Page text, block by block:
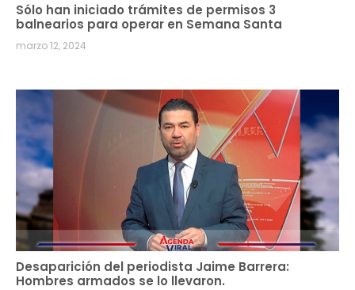
Sólo han iniciado trámites de permisos 3
balnearios para operar en Semana Santa
marzo 12, 2024
Desaparición del periodista Jaime Barrera:
Hombres armados se lo llevaron.